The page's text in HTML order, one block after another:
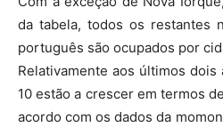
da tabela, todos os restantes
português são ocupados por
Relativamente aos últimos
10 estão a crescer em termos
acordo com os dados da